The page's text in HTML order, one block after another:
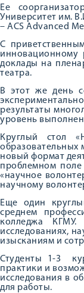
Ее
Университет им.
– ACS Advanced
С
инновационному
доклады на
театра.
В этот же день
результаты
уровень
Круглый стол
образовательных
новый формат
проблемном поле
«научное
научному
Еще один
среднем
колледжа КГМУ.
исследованиях,
изысканиям и
Студенты 1-3
практики и
исследования в
для работы.